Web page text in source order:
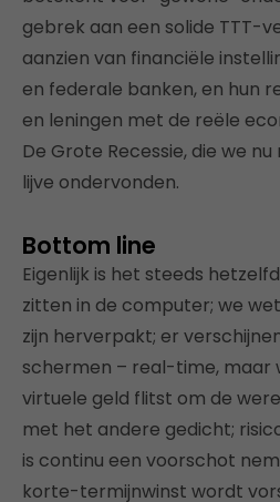
gebrek aan een solide TTT-
aanzien van financiële
en federale banken, en hun
en leningen met de reële
De Grote Recessie, die we
lijve ondervonden.
Bottom line
Eigenlijk is het steeds
zitten in de computer; we
zijn herverpakt; er
schermen – real-time, maar
virtuele geld flitst om de
met het andere gedicht;
is continu een voorschot
korte-termijnwinst wordt